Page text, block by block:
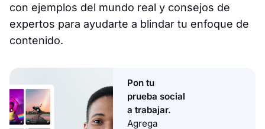
con ejemplos del mundo real y consejos de
expertos para ayudarte a blindar tu enfoque de
contenido.
Pon tu
prueba social
a trabajar.
Agrega